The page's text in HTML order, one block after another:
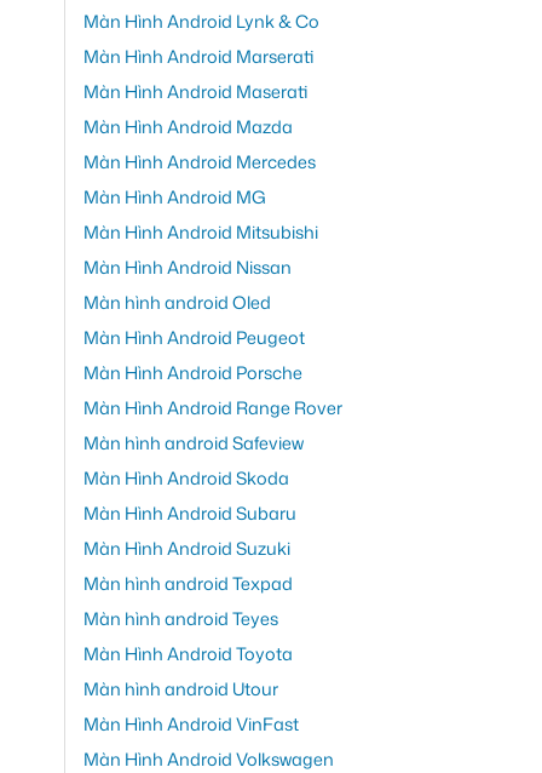
Màn Hình Android Lynk & Co
Màn Hình Android Marserati
Màn Hình Android Maserati
Màn Hình Android Mazda
Màn Hình Android Mercedes
Màn Hình Android MG
Màn Hình Android Mitsubishi
Màn Hình Android Nissan
Màn hình android Oled
Màn Hình Android Peugeot
Màn Hình Android Porsche
Màn Hình Android Range Rover
Màn hình android Safeview
Màn Hình Android Skoda
Màn Hình Android Subaru
Màn Hình Android Suzuki
Màn hình android Texpad
Màn hình android Teyes
Màn Hình Android Toyota
Màn hình android Utour
Màn Hình Android VinFast
Màn Hình Android Volkswagen